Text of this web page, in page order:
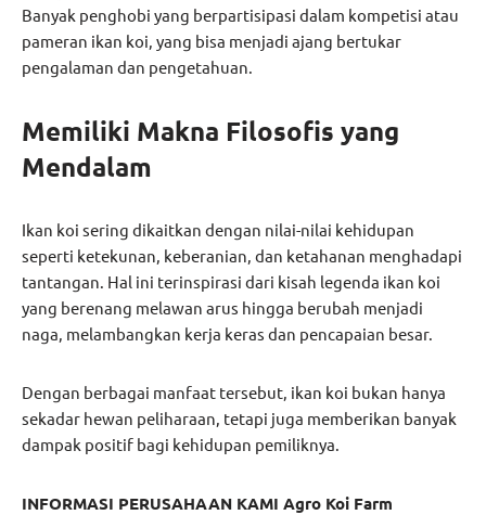
Banyak penghobi yang berpartisipasi dalam kompetisi atau
pameran ikan koi, yang bisa menjadi ajang bertukar
pengalaman dan pengetahuan.
Memiliki Makna Filosofis yang
Mendalam
Ikan koi sering dikaitkan dengan nilai-nilai kehidupan
seperti ketekunan, keberanian, dan ketahanan menghadapi
tantangan. Hal ini terinspirasi dari kisah legenda ikan koi
yang berenang melawan arus hingga berubah menjadi
naga, melambangkan kerja keras dan pencapaian besar.
Dengan berbagai manfaat tersebut, ikan koi bukan hanya
sekadar hewan peliharaan, tetapi juga memberikan banyak
dampak positif bagi kehidupan pemiliknya.
INFORMASI PERUSAHAAN KAMI Agro Koi Farm